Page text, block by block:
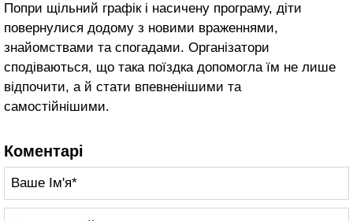
Попри щільний графік і насичену програму, діти
повернулися додому з новими враженнями,
знайомствами та спогадами. Організатори
сподіваються, що така поїздка допомогла їм не лише
відпочити, а й стати впевненішими та
самостійнішими.
Коментарі